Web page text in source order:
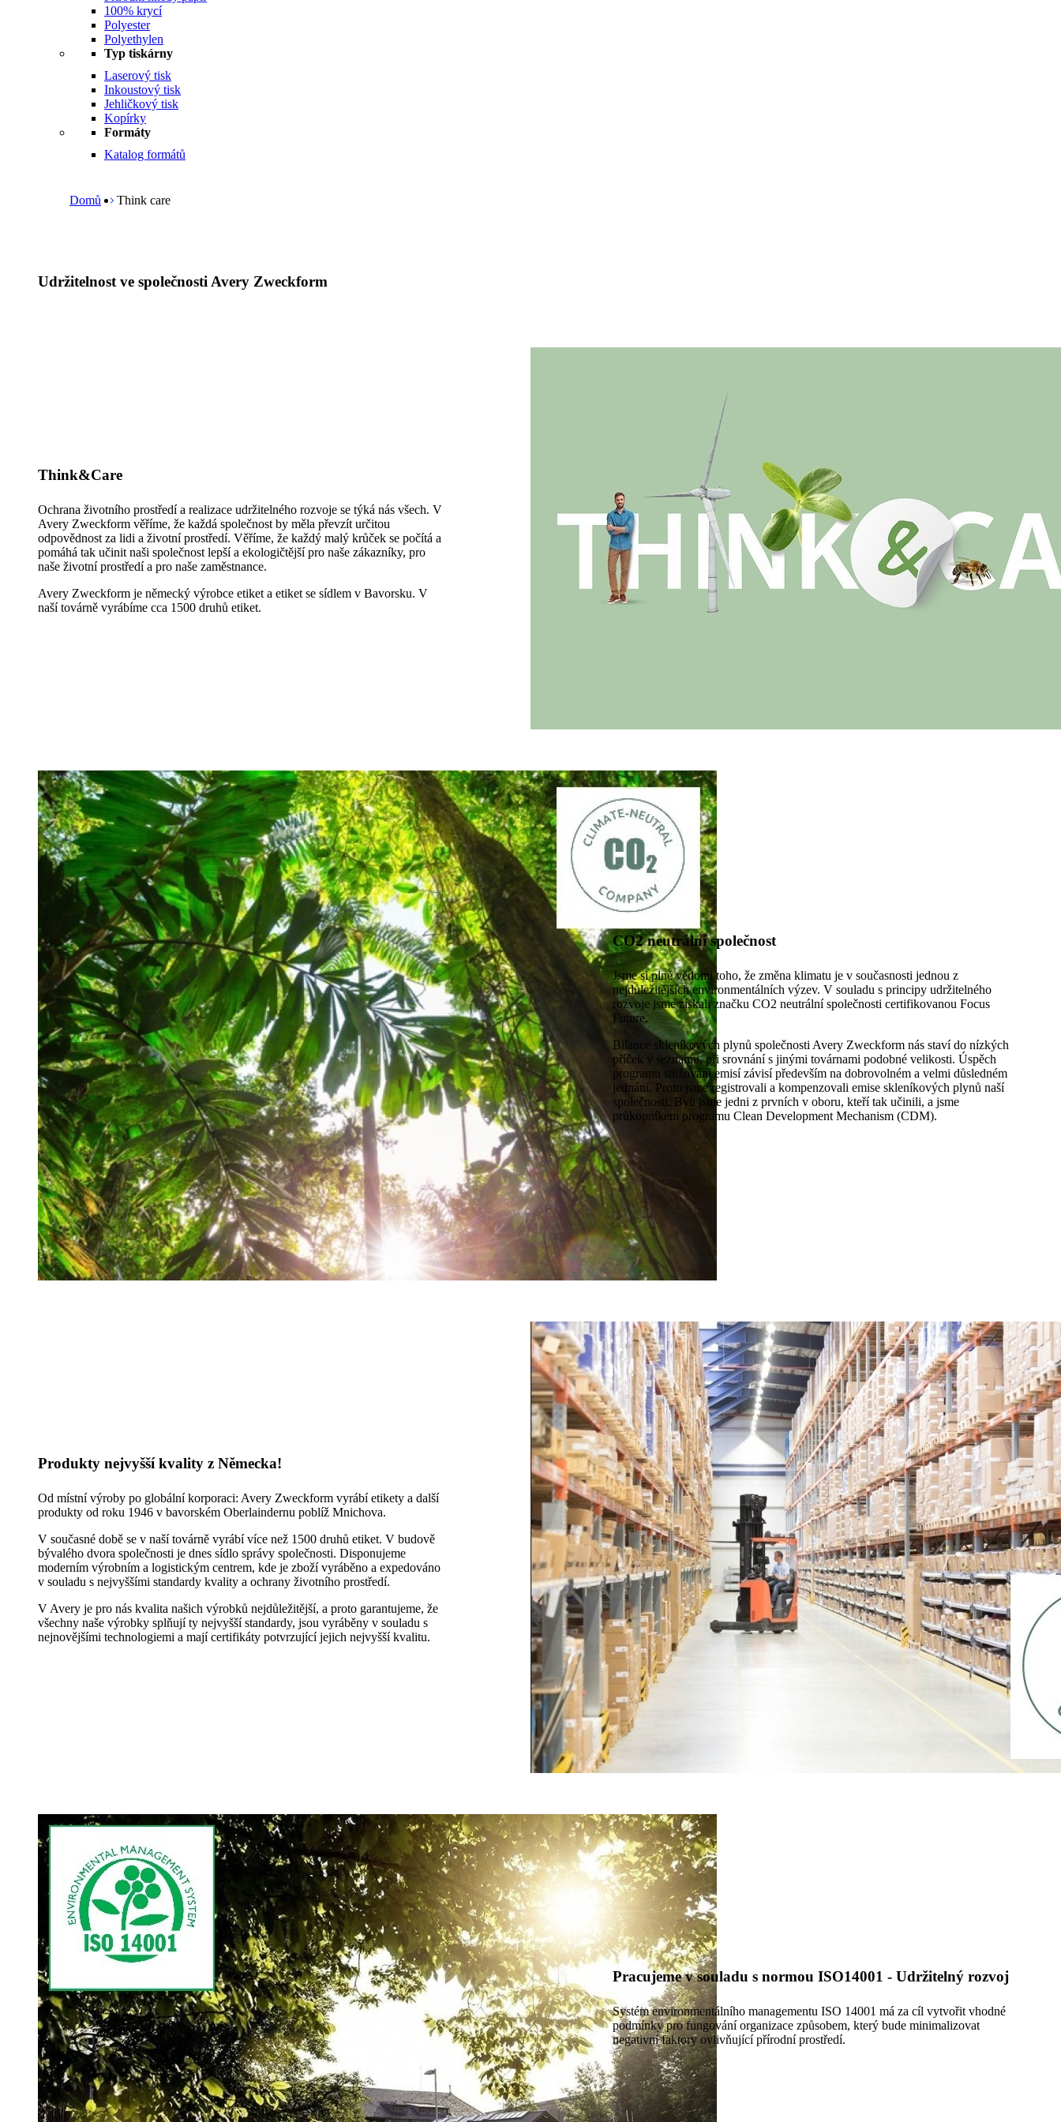
100% krycí
Polyester
Polyethylen
Typ tiskárny
Laserový tisk
Inkoustový tisk
Jehličkový tisk
Kopírky
Formáty
Katalog formátů
Domů Think care
Udržitelnost ve společnosti Avery Zweckform
Think&Care
Ochrana životního prostředí a realizace udržitelného rozvoje se týká nás všech. V
Avery Zweckform věříme, že každá společnost by měla převzít určitou
odpovědnost za lidi a životní prostředí. Věříme, že každý malý krůček se počítá a
pomáhá tak učinit naši společnost lepší a ekologičtější pro naše zákazníky, pro
naše životní prostředí a pro naše zaměstnance.
Avery Zweckform je německý výrobce etiket a etiket se sídlem v Bavorsku. V
naší továrně vyrábíme cca 1500 druhů etiket.
CO2 neutrální společnost
Jsme si plně vědomi toho, že změna klimatu je v současnosti jednou z
nejdůležitějších environmentálních výzev. V souladu s principy udržitelného
rozvoje jsme získali značku CO2 neutrální společnosti certifikovanou Focus
Future.
Bilance skleníkových plynů společnosti Avery Zweckform nás staví do nízkých
příček v seznamu, při srovnání s jinými továrnami podobné velikosti. Úspěch
programu snižování emisí závisí především na dobrovolném a velmi důsledném
jednání. Proto jsme registrovali a kompenzovali emise skleníkových plynů naší
společnosti. Byli jsme jedni z prvních v oboru, kteří tak učinili, a jsme
průkopníkem programu Clean Development Mechanism (CDM).
Produkty nejvyšší kvality z Německa!
Od místní výroby po globální korporaci: Avery Zweckform vyrábí etikety a další
produkty od roku 1946 v bavorském Oberlaindernu poblíž Mnichova.
V současné době se v naší továrně vyrábí více než 1500 druhů etiket. V budově
bývalého dvora společnosti je dnes sídlo správy společnosti. Disponujeme
moderním výrobním a logistickým centrem, kde je zboží vyráběno a expedováno
v souladu s nejvyššími standardy kvality a ochrany životního prostředí.
V Avery je pro nás kvalita našich výrobků nejdůležitější, a proto garantujeme, že
všechny naše výrobky splňují ty nejvyšší standardy, jsou vyráběny v souladu s
nejnovějšími technologiemi a mají certifikáty potvrzující jejich nejvyšší kvalitu.
Pracujeme v souladu s normou ISO14001 - Udržitelný rozvoj
Systém environmentálního managementu ISO 14001 má za cíl vytvořit vhodné
podmínky pro fungování organizace způsobem, který bude minimalizovat
negativní faktory ovlivňující přírodní prostředí.